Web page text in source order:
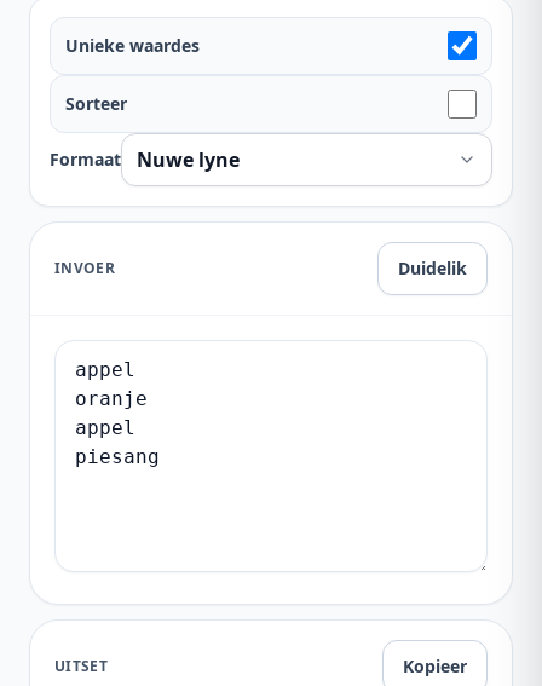
Unieke waardes
Sorteer
Formaat
INVOER Duidelik
UITSET Kopieer